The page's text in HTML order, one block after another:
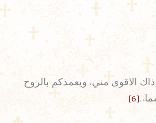
الاقوى مني، ويعمذكم بالروح
[6]